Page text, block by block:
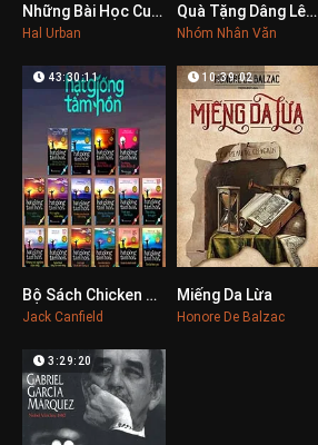
0Những Bài Học Cuộc Sống
Hal Urban
0Quà Tặng Dâng Lên Thầy Cô
Nhóm Nhân Văn
0
43:30:11
Bộ Sách Chicken Soup For The Soul
Jack Canfield
10:39:02
Miếng Da Lừa
Honore De Balzac
3:29:20